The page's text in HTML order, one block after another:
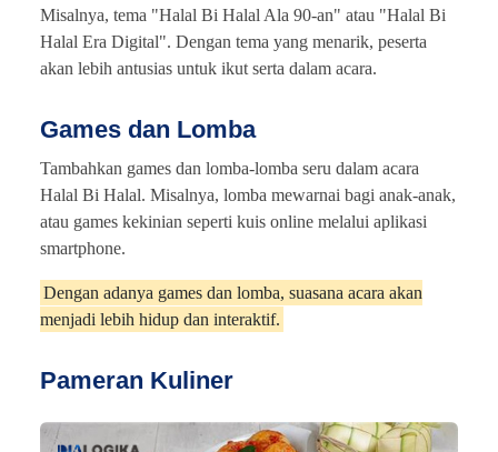
Misalnya, tema "Halal Bi Halal Ala 90-an" atau "Halal Bi
Halal Era Digital". Dengan tema yang menarik, peserta
akan lebih antusias untuk ikut serta dalam acara.
Games dan Lomba
Tambahkan games dan lomba-lomba seru dalam acara
Halal Bi Halal. Misalnya, lomba mewarnai bagi anak-anak,
atau games kekinian seperti kuis online melalui aplikasi
smartphone.
Dengan adanya games dan lomba, suasana acara akan
menjadi lebih hidup dan interaktif.
Pameran Kuliner